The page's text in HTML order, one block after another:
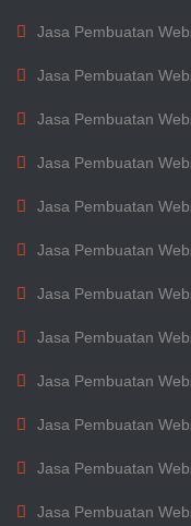
Jasa Pembuatan
Jasa Pembuatan
Jasa Pembuatan
Jasa Pembuatan
Jasa Pembuatan
Jasa Pembuatan
Jasa Pembuatan
Jasa Pembuatan
Jasa Pembuatan
Jasa Pembuatan
Jasa Pembuatan
Jasa Pembuatan